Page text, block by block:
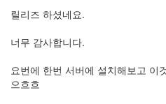
릴리즈 하셨네요.
너무 감사합니다.
요번에 한번 서버에 설치해보고 이
으흐흐
Daweikala
1.5V
ion
1280...